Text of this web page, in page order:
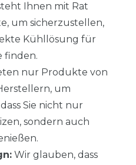
Ihnen mit Rat
um sicherzustellen,
Kühllösung für
finden.
nur Produkte von
um
Sie nicht nur
sondern auch
Wir glauben, dass